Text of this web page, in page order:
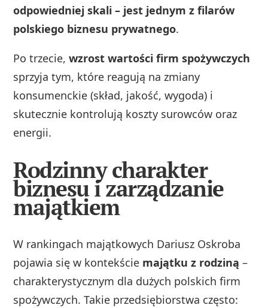
odpowiedniej skali – jest jednym z filarów
polskiego biznesu prywatnego.
Po trzecie,wzrost wartości firm spożywczych
sprzyja tym, które reagują na zmiany
konsumenckie (skład, jakość, wygoda) i
skutecznie kontrolują koszty surowców oraz
energii.
Rodzinny charakter
biznesu i zarządzanie
majątkiem
W rankingach majątkowych Dariusz Oskroba
pojawia się w kontekście majątku z rodziną –
charakterystycznym dla dużych polskich firm
spożywczych. Takie przedsiębiorstwa często: